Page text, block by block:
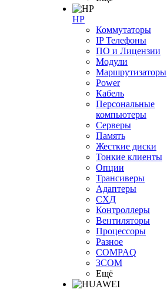
HP
Коммутаторы
IP Телефоны
ПО и Лицензии
Модули
Маршрутизаторы
Power
Кабель
Персональные
компьютеры
Серверы
Память
Жесткие диски
Тонкие клиенты
Опции
Трансиверы
Адаптеры
СХД
Контроллеры
Вентиляторы
Процессоры
Разное
COMPAQ
3COM
Ещё